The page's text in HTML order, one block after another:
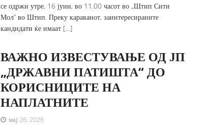
се одржи утре, 16 јуни, во 11.00 часот во „Штип Сити
Мол“ во Штип. Преку караванот, заинтересираните
кандидати ќе имаат […]
ВАЖНО ИЗВЕСТУВАЊЕ ОД ЈП
„ДРЖАВНИ ПАТИШТА“ ДО
КОРИСНИЦИТЕ НА
НАПЛАТНИТЕ
мај 26, 2026